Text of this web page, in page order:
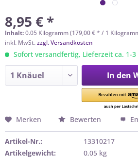
8,95 € *
Inhalt:0.05 Kilogramm (179,00 € * / 1
inkl. MwSt.zzgl. Versandkosten
Sofort versandfertig, Lieferzeit ca. 1-3
In den
Merken Bewerten
Artikel-Nr.:
13310217
Artikelgewicht:
0,05 kg